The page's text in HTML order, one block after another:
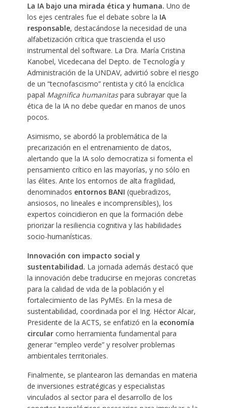
La IA bajo una mirada ética y humana. Uno de
los ejes centrales fue el debate sobre la IA
responsable, destacándose la necesidad de una
alfabetización crítica que trascienda el uso
instrumental del software. La Dra. María Cristina
Kanobel, Vicedecana del Depto. de Tecnología y
Administración de la UNDAV, advirtió sobre el riesgo
de un “tecnofascismo” rentista y citó la encíclica
papal Magnifica humanitaspara subrayar que la
ética de la IA no debe quedar en manos de unos
pocos.
Asimismo, se abordó la problemática de la
precarización en el entrenamiento de datos,
alertando que la IA solo democratiza si fomenta el
pensamiento crítico en las mayorías, y no sólo en
las élites. Ante los entornos de alta fragilidad,
denominados entornos BANI (quebradizos,
ansiosos, no lineales e incomprensibles), los
expertos coincidieron en que la formación debe
priorizar la resiliencia cognitiva y las habilidades
socio-humanísticas.
Innovación con impacto social y
sustentabilidad. La jornada además destacó que
la innovación debe traducirse en mejoras concretas
para la calidad de vida de la población y el
fortalecimiento de las PyMEs. En la mesa de
sustentabilidad, coordinada por el Ing. Héctor Alcar,
Presidente de la ACTS, se enfatizó en la economía
circularcomo herramienta fundamental para
generar “empleo verde” y resolver problemas
ambientales territoriales.
Finalmente, se plantearon las demandas en materia
de inversiones estratégicas y especialistas
vinculados al sector para el desarrollo de los